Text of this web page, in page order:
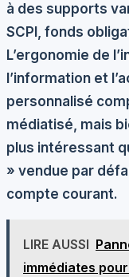
à des supports
SCPI, fonds
L’ergonomie de
l’information et
personnalisé
médiatisé, mais
plus intéressant
» vendue par
compte courant.
LIRE AUSSI
immédiates